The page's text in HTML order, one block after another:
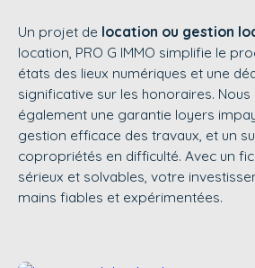
Un projet de location ou gestion
location, PRO G IMMO simplifie le
états des lieux numériques et une
significative sur les honoraires.
également une garantie loyers
gestion efficace des travaux, et un
copropriétés en difficulté. Avec un
sérieux et solvables, votre
mains fiables et expérimentées.